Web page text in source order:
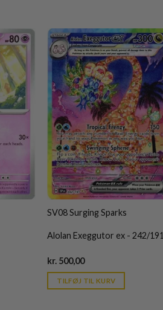
SV08 Surging Sparks
Alolan Exeggutor ex - 242/191
kr. 500,00Current
is:
kr. 39,95.
TILFØJ TIL KURV